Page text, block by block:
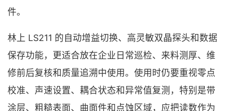
件。
林上 LS211 的自动增益切换、高灵敏双晶探头和数据
保存功能，更适合放在企业日常巡检、来料测厚、维
修前后复核和质量追溯中使用。使用时仍要重视零点
校准、声速设置、耦合状态和异常值复测，特别是带
涂层、粗糙表面、曲面件和点蚀区域，应把读数作为